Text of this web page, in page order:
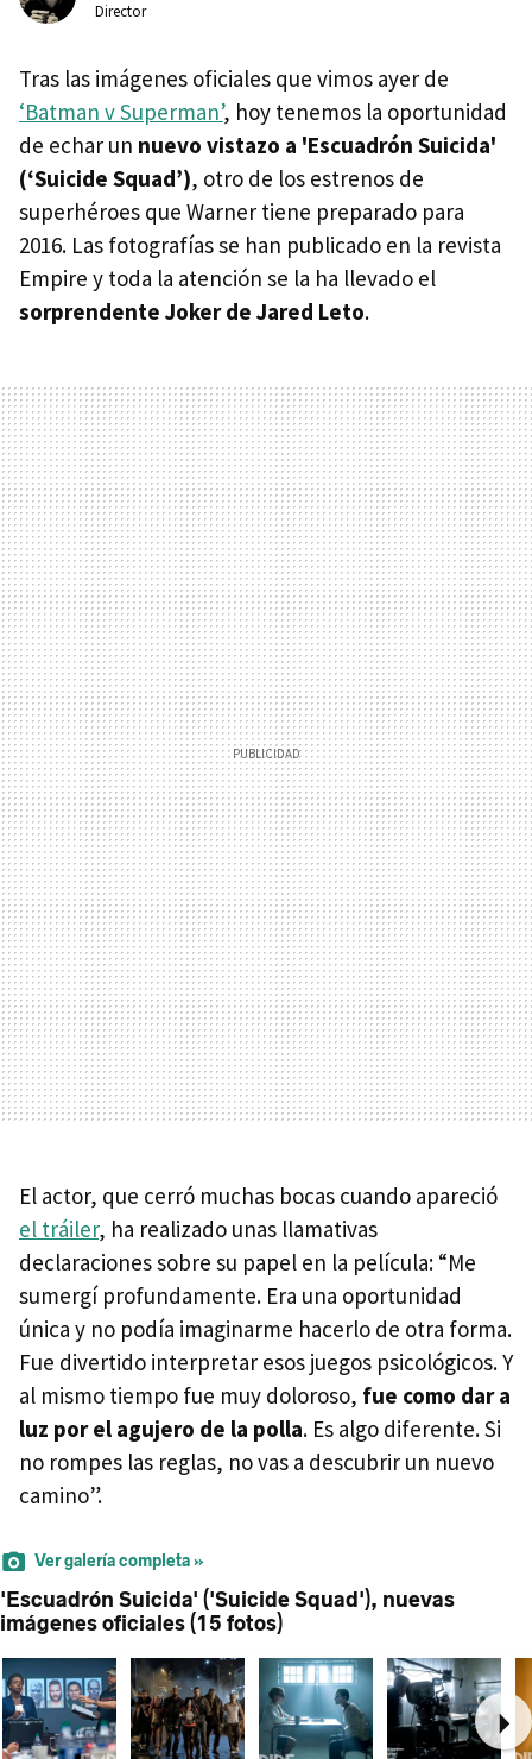
Director
Tras las imágenes oficiales que vimos ayer de
‘Batman v Superman’, hoy tenemos la oportunidad
de echar un nuevo vistazo a 'Escuadrón Suicida'
(‘Suicide Squad’), otro de los estrenos de
superhéroes que Warner tiene preparado para
2016. Las fotografías se han publicado en la revista
Empire y toda la atención se la ha llevado el
sorprendente Joker de Jared Leto.
El actor, que cerró muchas bocas cuando apareció
el tráiler, ha realizado unas llamativas
declaraciones sobre su papel en la película: “Me
sumergí profundamente. Era una oportunidad
única y no podía imaginarme hacerlo de otra forma.
Fue divertido interpretar esos juegos psicológicos. Y
al mismo tiempo fue muy doloroso, fue como dar a
luz por el agujero de la polla. Es algo diferente. Si
no rompes las reglas, no vas a descubrir un nuevo
camino”.
Ver galería completa »
'Escuadrón Suicida' ('Suicide Squad'), nuevas
imágenes oficiales (15 fotos)